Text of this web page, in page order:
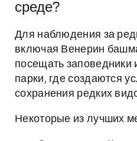
среде?
Для наблюдения за
включая Венерин
посещать заповедники
парки, где создаются
сохранения редких
Некоторые из лучших